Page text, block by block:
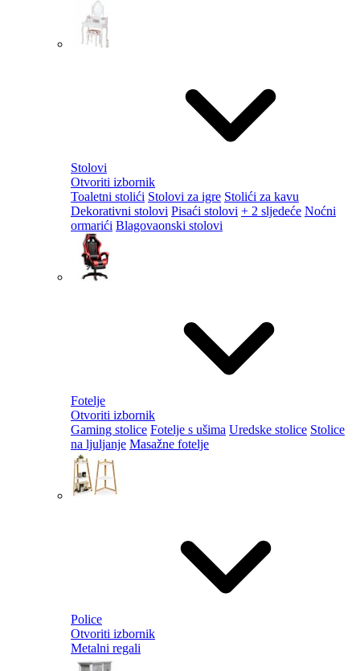
Stolovi
Otvoriti izbornik
Toaletni stolići Stolovi za igre Stolići za kavu
Dekorativni stolovi Pisaći stolovi + 2 sljedeće Noćni
ormarići Blagovaonski stolovi
Fotelje
Otvoriti izbornik
Gaming stolice Fotelje s ušima Uredske stolice Stolice
na ljuljanje Masažne fotelje
Police
Otvoriti izbornik
Metalni regali